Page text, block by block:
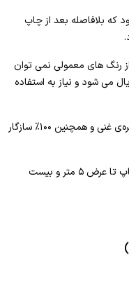
بلافاصله بعد از چاپ
رنگ های معمولی نمی توان
می شود و نیاز به استفاده
رنگ ویژهUV دارای پالت های رنگ روشن و تیره‌ی غنی و همچنین ۱۰۰% سازگار
یکی از برتری های این دستگاه چاپ، امکان چاپ تا عرض ۵ متر و بیست